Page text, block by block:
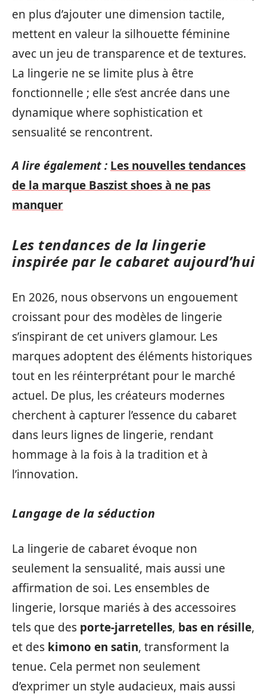
en plus d’ajouter une dimension tactile,
mettent en valeur la silhouette féminine
avec un jeu de transparence et de textures.
La lingerie ne se limite plus à être
fonctionnelle ; elle s’est ancrée dans une
dynamique where sophistication et
sensualité se rencontrent.
A lire également : Les nouvelles tendances
de la marque Baszist shoes à ne pas
manquer
Les tendances de la lingerie
inspirée par le cabaret aujourd’hui
En 2026, nous observons un engouement
croissant pour des modèles de lingerie
s’inspirant de cet univers glamour. Les
marques adoptent des éléments historiques
tout en les réinterprétant pour le marché
actuel. De plus, les créateurs modernes
cherchent à capturer l’essence du cabaret
dans leurs lignes de lingerie, rendant
hommage à la fois à la tradition et à
l’innovation.
Langage de la séduction
La lingerie de cabaret évoque non
seulement la sensualité, mais aussi une
affirmation de soi. Les ensembles de
lingerie, lorsque mariés à des accessoires
tels que des porte-jarretelles, bas en résille,
et des kimono en satin, transforment la
tenue. Cela permet non seulement
d’exprimer un style audacieux, mais aussi